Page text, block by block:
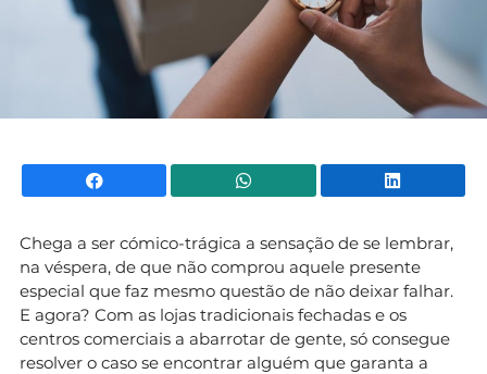
Facebook WhatsApp
Chega a ser cómico-trágica a sensação de se lembrar,
na véspera, de que não comprou aquele presente
especial que faz mesmo questão de não deixar falhar.
E agora? Com as lojas tradicionais fechadas e os
centros comerciais a abarrotar de gente, só consegue
resolver o caso se encontrar alguém que garanta a